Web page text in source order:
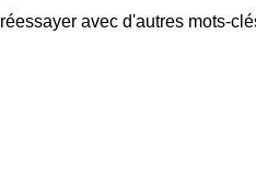
avec d'autres mots-